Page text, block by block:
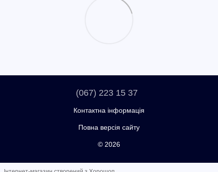
(067) 223 15 37
Контактна інформація
Повна версія сайту
© 2026